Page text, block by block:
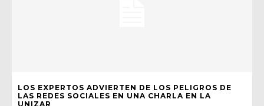
LOS EXPERTOS ADVIERTEN DE LOS PELIGROS DE
LAS REDES SOCIALES EN UNA CHARLA EN LA
UNIZAR